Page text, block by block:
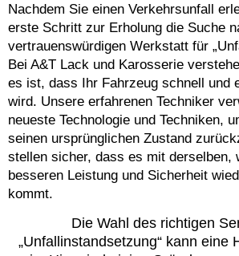
Nachdem Sie einen Verkehrsunfall
erste Schritt zur Erholung die Suche
vertrauenswürdigen Werkstatt für
Bei A&T Lack und Karosserie
es ist, dass Ihr Fahrzeug schnell und
wird. Unsere erfahrenen Techniker
neueste Technologie und Techniken,
seinen ursprünglichen Zustand
stellen sicher, dass es mit derselben,
besseren Leistung und Sicherheit
kommt.
Die Wahl des richtigen
„Unfallinstandsetzung“ kann eine